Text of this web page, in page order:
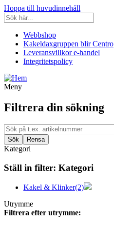
Hoppa till huvudinnehåll
Webbshop
Kakeldaxgruppen blir Centro
Leveransvillkor e-handel
Integritetspolicy
Meny
Filtrera din sökning
Kategori
Ställ in filter: Kategori
Kakel & Klinker(2)
Utrymme
Filtrera efter utrymme: